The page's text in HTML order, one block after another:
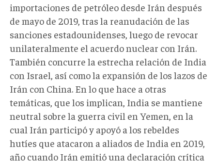
importaciones de petróleo desde Irán después
de mayo de 2019, tras la reanudación de las
sanciones estadounidenses, luego de revocar
unilateralmente el acuerdo nuclear con Irán.
También concurre la estrecha relación de India
con Israel, así como la expansión de los lazos de
Irán con China. En lo que hace a otras
temáticas, que los implican, India se mantiene
neutral sobre la guerra civil en Yemen, en la
cual Irán participó y apoyó a los rebeldes
hutíes que atacaron a aliados de India en 2019,
año cuando Irán emitió una declaración crítica